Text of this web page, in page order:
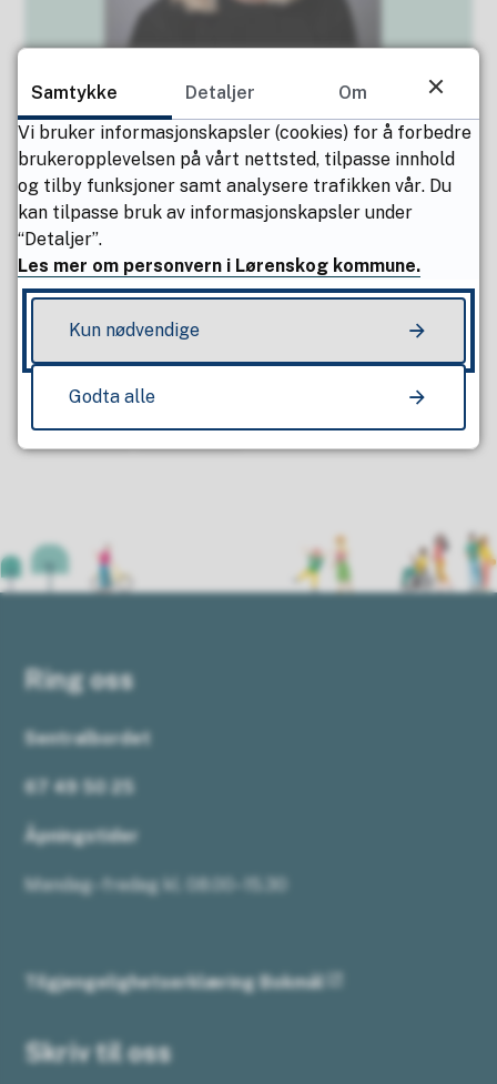
Åse Prøis Persson
Lærer
94016186
Send e-post
Ja Nei
Ring oss
Sentralbordet
67 49 50 25
Åpningstider
Mandag–fredag kl. 08.00–15.30
Tilgjengelighetserklæring Bokmål
Skriv til oss
Samtykke Detaljer
Om
Vi bruker informasjonskapsler (cookies) for å forbedre
brukeropplevelsen på vårt nettsted, tilpasse innhold
og tilby funksjoner samt analysere trafikken vår. Du
kan tilpasse bruk av informasjonskapsler under
“Detaljer”.
Les mer om personvern i Lørenskog kommune.
Kun nødvendige
Godta alle